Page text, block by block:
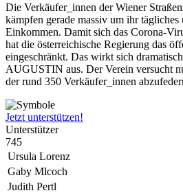
Die Verkäufer_innen der Wiener
kämpfen gerade massiv um ihr
Einkommen. Damit sich das Corona-
hat die österreichische Regierung das
eingeschränkt. Das wirkt sich
AUGUSTIN aus. Der Verein versucht
der rund 350 Verkäufer_innen
Jetzt unterstützen!
Unterstützer
745
Ursula Lorenz
Gaby Mlcoch
Judith Pertl